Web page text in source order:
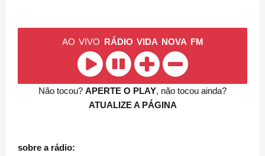
AO VIVO RÁDIO VIDA NOVA FM
Não tocou? APERTE O PLAY, não tocou ainda?
ATUALIZE A PÁGINA
sobre a rádio: